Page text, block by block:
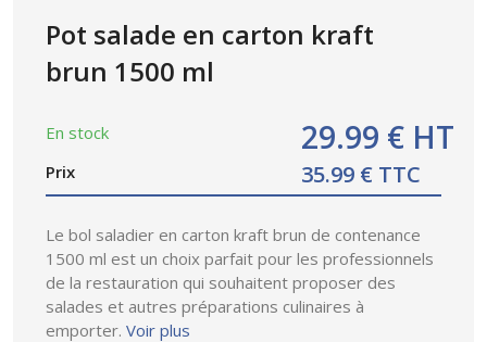
Pot salade en carton kraft
brun 1500 ml
En stock
Prix
29.99 € HT
35.99 € TTC
Le bol saladier en carton kraft brun de contenance
1500 ml est un choix parfait pour les professionnels
de la restauration qui souhaitent proposer des
salades et autres préparations culinaires à
emporter. Voir plus